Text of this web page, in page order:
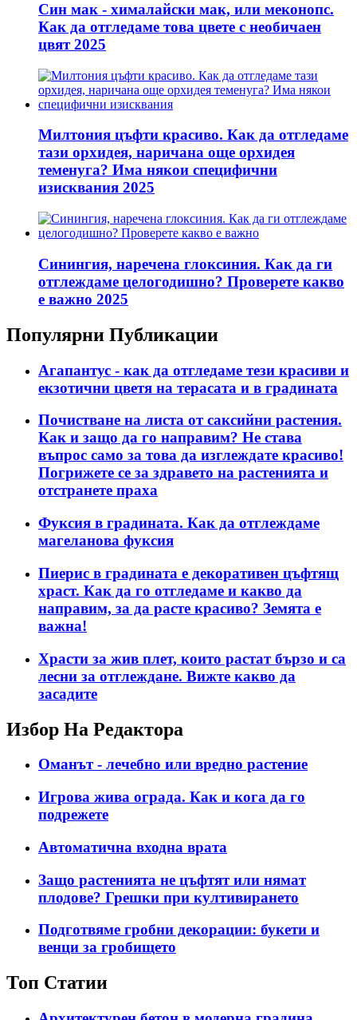
Син мак - хималайски мак, или меконопс.
Как да отгледаме това цвете с необичаен
цвят 2025
Милтония цъфти красиво. Как да отгледаме
тази орхидея, наричана още орхидея
теменуга? Има някои специфични
изисквания 2025
Синингия, наречена глоксиния. Как да ги
отглеждаме целогодишно? Проверете какво
е важно 2025
Популярни Публикации
Агапантус - как да отгледаме тези красиви и
екзотични цветя на терасата и в градината
Почистване на листа от саксийни растения.
Как и защо да го направим? Не става
въпрос само за това да изглеждате красиво!
Погрижете се за здравето на растенията и
отстранете праха
Фуксия в градината. Как да отглеждаме
магеланова фуксия
Пиерис в градината е декоративен цъфтящ
храст. Как да го отгледаме и какво да
направим, за да расте красиво? Земята е
важна!
Храсти за жив плет, които растат бързо и са
лесни за отглеждане. Вижте какво да
засадите
Избор На Редактора
Оманът - лечебно или вредно растение
Игрова жива ограда. Как и кога да го
подрежете
Автоматична входна врата
Защо растенията не цъфтят или нямат
плодове? Грешки при култивирането
Подготвяме гробни декорации: букети и
венци за гробището
Топ Статии